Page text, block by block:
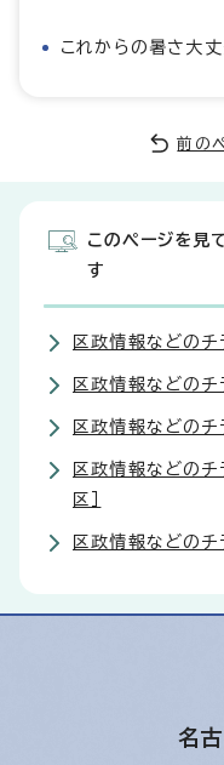
これからの暑さ大
前の
このページを見
す
区政情報などのチ
区政情報などのチ
区政情報などのチ
区政情報などのチ
区］
区政情報などのチ
名